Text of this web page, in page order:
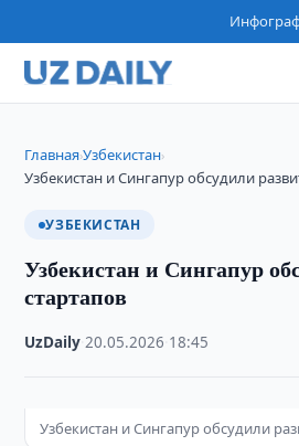
Главная›Узбекистан›
Узбекистан и Сингапур обсудили
УЗБЕКИСТАН
Узбекистан и Сингапур
стартапов
UzDaily ·20.05.2026 18:45
Узбекистан и Сингапур обсудили